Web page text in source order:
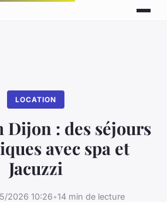
LOCATION
Dijon : des séjours
avec spa et
Jacuzzi
2026 10:26•14 min de lecture